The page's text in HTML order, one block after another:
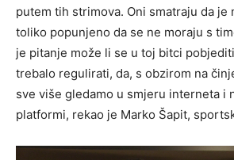
putem tih strimova. Oni smatraju da je
toliko popunjeno da se ne moraju s
je pitanje može li se u toj bitci
trebalo regulirati, da, s obzirom na
sve više gledamo u smjeru interneta i
platformi, rekao je Marko Šapit,